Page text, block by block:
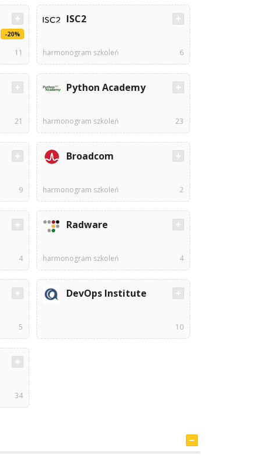
-20%
11
ISC2
harmonogram szkoleń 6
21
Python Academy
harmonogram szkoleń 23
9
Broadcom
harmonogram szkoleń 2
4
Radware
harmonogram szkoleń 4
5
DevOps Institute
10
34